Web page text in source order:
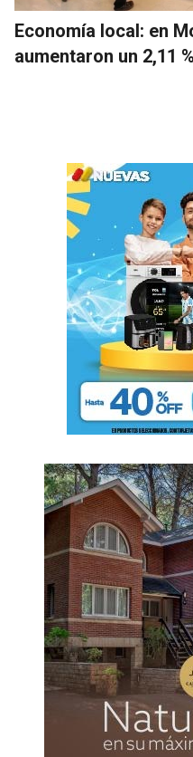
Economía local: en
aumentaron un 2,11